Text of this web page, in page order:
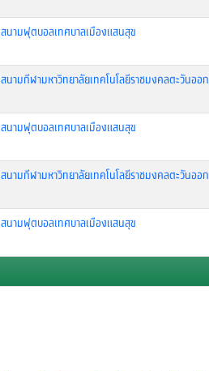
สนามฟุตบอลเทศบาลเมืองแสนสุข
สนามกีฬามหาวิทยาลัยเทคโนโลยีราชมงคลตะวันออก
สนามฟุตบอลเทศบาลเมืองแสนสุข
สนามกีฬามหาวิทยาลัยเทคโนโลยีราชมงคลตะวันออก
สนามฟุตบอลเทศบาลเมืองแสนสุข